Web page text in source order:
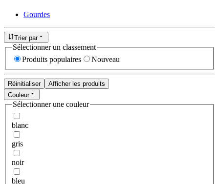
Gourdes
Trier par
Sélectionner un classement
Produits populaires
Nouveau
Réinitialiser
Afficher les produits
Couleur
Sélectionner une couleur
blanc
gris
noir
bleu